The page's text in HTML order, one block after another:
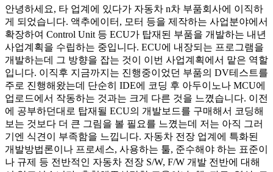
안녕하세요, 타 업계에 있다가 자동차 n차 부품회사에 이직하
게 되었습니다. 액추에이터, 모터 등을 제작하는 사업분야에서
확장하여 Control Unit 등 ECU가 탑재된 부품을 개발하는 내년
사업계획을 수립하는 중입니다. ECU에 내장되는 프로그램을
개발하는데 그 방향을 잡는 것이 이번 사업계획에서 맡은 역할
입니다. 이직후 지금까지는 진행중이었던 부품의 DV테스트를
주로 진행해왔는데 단순히 IDE에 코딩 후 아두이노나 MCU에
업로드에서 작동하는 것과는 크게 다른 것을 느꼈습니다. 이전
에 공부하던대로 탑재될 ECU의 개발보드를 구매해서 코딩해
보는 것보다 더 큰 그림을 볼 필요를 느꼈는데 저는 아직 그러
기엔 식견이 부족함을 느낍니다. 자동차 전장 업계에 특화된
개발방법론이나 프로세스, 사용하는 툴, 준수해야 하는 표준이
나 규제 등 전반적인 자동차 전장 S/W, F/W 개발 전반에 대해